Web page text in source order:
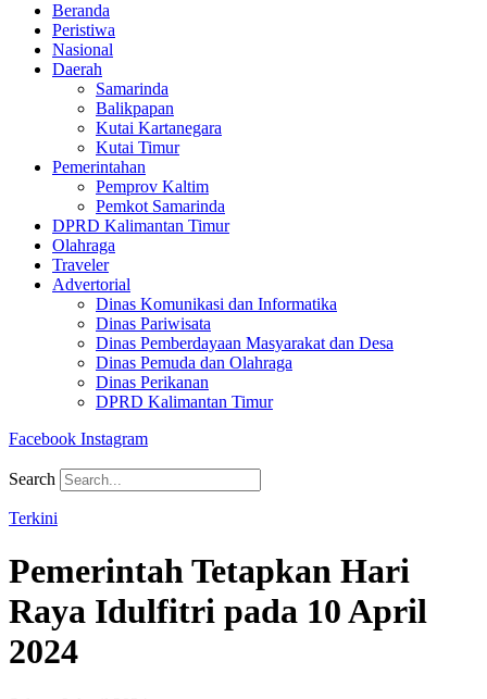
Beranda
Peristiwa
Nasional
Daerah
Samarinda
Balikpapan
Kutai Kartanegara
Kutai Timur
Pemerintahan
Pemprov Kaltim
Pemkot Samarinda
DPRD Kalimantan Timur
Olahraga
Traveler
Advertorial
Dinas Komunikasi dan Informatika
Dinas Pariwisata
Dinas Pemberdayaan Masyarakat dan Desa
Dinas Pemuda dan Olahraga
Dinas Perikanan
DPRD Kalimantan Timur
Facebook Instagram
Search
Terkini
Pemerintah Tetapkan Hari
Raya Idulfitri pada 10 April
2024